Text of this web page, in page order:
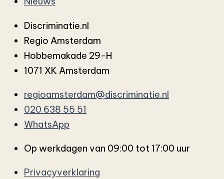
Discriminatie.nl
Regio Amsterdam
Hobbemakade 29-H
1071 XK Amsterdam
regioamsterdam@discriminatie.nl
020 638 55 51
WhatsApp
Op werkdagen van 09:00 tot 17:00 uur
Privacyverklaring